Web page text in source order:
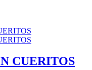
CUERITOS